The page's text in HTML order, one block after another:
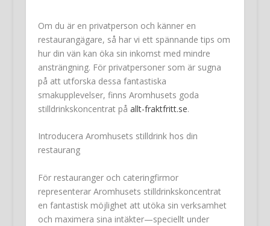
Om du är en privatperson och känner en
restaurangägare, så har vi ett spännande tips om
hur din vän kan öka sin inkomst med mindre
ansträngning. För privatpersoner som är sugna
på att utforska dessa fantastiska
smakupplevelser, finns Aromhusets goda
stilldrinkskoncentrat på allt-fraktfritt.se.
Introducera Aromhusets stilldrink hos din
restaurang
För restauranger och cateringfirmor
representerar Aromhusets stilldrinkskoncentrat
en fantastisk möjlighet att utöka sin verksamhet
och maximera sina intäkter—speciellt under